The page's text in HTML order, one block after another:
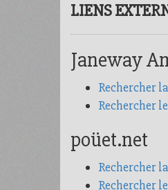
LIENS
Janeway
Rechercher
Rechercher
poüet.net
Rechercher
Rechercher